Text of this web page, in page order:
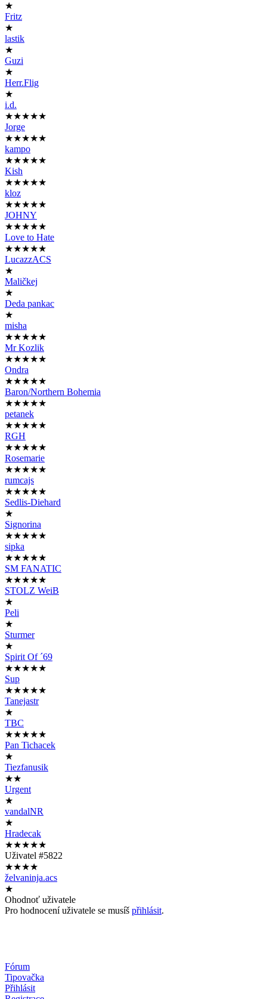
★
Fritz
★
lastik
★
Guzi
★
Herr.Flig
★
i.d.
★★★★★
Jorge
★★★★★
kampo
★★★★★
Kish
★★★★★
kloz
★★★★★
JOHNY
★★★★★
Love to Hate
★★★★★
LucazzACS
★
Maličkej
★
Deda pankac
★
misha
★★★★★
Mr Kozlik
★★★★★
Ondra
★★★★★
Baron/Northern Bohemia
★★★★★
petanek
★★★★★
RGH
★★★★★
Rosemarie
★★★★★
rumcajs
★★★★★
Sedlis-Diehard
★
Signorina
★★★★★
sipka
★★★★★
SM FANATIC
★★★★★
STOLZ WeiB
★
Peli
★
Sturmer
★
Spirit Of ´69
★★★★★
Sup
★★★★★
Tanejastr
★
TBC
★★★★★
Pan Tichacek
★
Tiezfanusik
★★
Urgent
★
vandalNR
★
Hradecak
★★★★★
Uživatel #5822
★★★★
želvaninja.acs
★
Ohodnoť uživatele
Pro hodnocení uživatele se musíš přihlásit.
Fórum
Tipovačka
Přihlásit